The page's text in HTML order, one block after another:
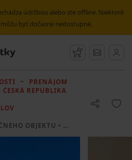
údržbou alebo ste offline. Niektoré
byť dočasne nedostupné.
Strážny pes
Správy
PRENÁJOM
ČESKÁ REPUBLIKA
OBJEKTU • 2 LOŽNICE BEZ REALITKY